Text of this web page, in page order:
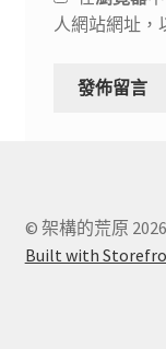
人網站網址，
© 架構的荒原 2026
Built with